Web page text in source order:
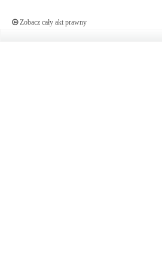
Zobacz cały akt prawny